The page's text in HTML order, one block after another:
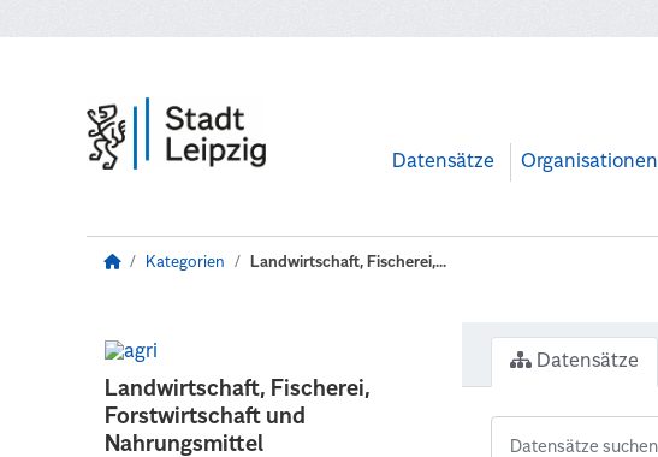
Datensätze Organisationen
Kategorien Landwirtschaft, Fischerei,...
Landwirtschaft, Fischerei,
Forstwirtschaft und
Nahrungsmittel
Datensätze